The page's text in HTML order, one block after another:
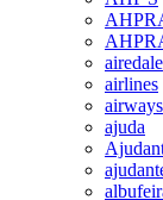
airedale
airlines
airways
ajuda